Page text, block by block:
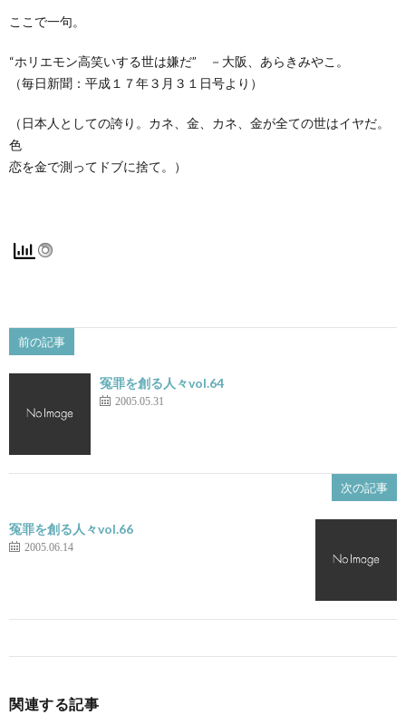
ここで一句。
“ホリエモン高笑いする世は嫌だ” －大阪、あらきみやこ。
（毎日新聞：平成１７年３月３１日号より）
（日本人としての誇り。カネ、金、カネ、金が全ての世はイヤだ。
色
恋を金で測ってドブに捨て。）
前の記事
冤罪を創る人々vol.64
2005.05.31
次の記事
冤罪を創る人々vol.66
2005.06.14
関連する記事